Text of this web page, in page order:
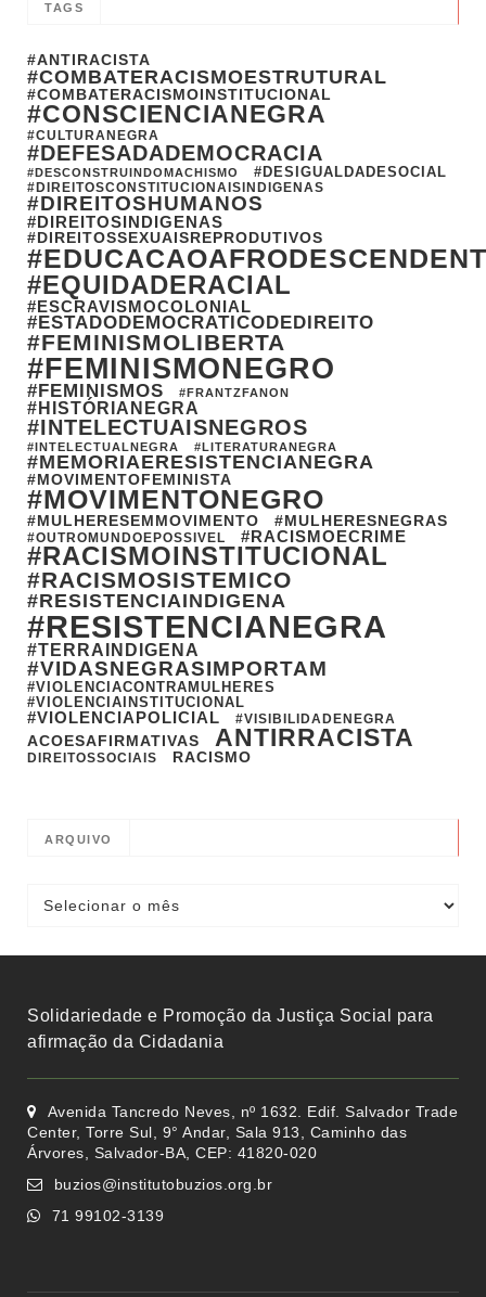
TAGS
#ANTIRACISTA
#COMBATERACISMOESTRUTURAL
#COMBATERACISMOINSTITUCIONAL
#CONSCIENCIANEGRA
#CULTURANEGRA
#DEFESADADEMOCRACIA
#DESCONSTRUINDOMACHISMO #DESIGUALDADESOCIAL
#DIREITOSCONSTITUCIONAISINDIGENAS
#DIREITOSHUMANOS
#DIREITOSINDIGENAS
#DIREITOSSEXUAISREPRODUTIVOS
#EQUIDADERACIAL
#ESCRAVISMOCOLONIAL
#ESTADODEMOCRATICODEDIREITO
#FEMINISMOLIBERTA
#FEMINISMONEGRO
#FEMINISMOS #FRANTZFANON
#HISTÓRIANEGRA
#INTELECTUAISNEGROS
#INTELECTUALNEGRA #LITERATURANEGRA
#MEMORIAERESISTENCIANEGRA
#MOVIMENTOFEMINISTA
#MOVIMENTONEGRO
#MULHERESEMMOVIMENTO #MULHERESNEGRAS
#OUTROMUNDOEPOSSIVEL #RACISMOECRIME
#RACISMOINSTITUCIONAL
#RACISMOSISTEMICO
#RESISTENCIAINDIGENA
#RESISTENCIANEGRA
#TERRAINDIGENA
#VIDASNEGRASIMPORTAM
#VIOLENCIACONTRAMULHERES
#VIOLENCIAINSTITUCIONAL
#VIOLENCIAPOLICIAL #VISIBILIDADENEGRA
ACOESAFIRMATIVAS ANTIRRACISTA
DIREITOSSOCIAIS RACISMO
ARQUIVO
Solidariedade e Promoção da Justiça Social para
afirmação da Cidadania
Avenida Tancredo Neves, nº 1632. Edif. Salvador Trade
Center, Torre Sul, 9° Andar, Sala 913, Caminho das
Árvores, Salvador-BA, CEP: 41820-020
buzios@institutobuzios.org.br
71 99102-3139